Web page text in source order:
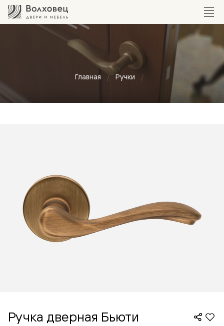
Главная Ручки
Ручка дверная Бьюти